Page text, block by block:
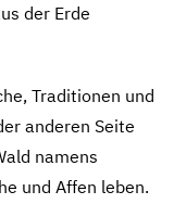
der Erde
Traditionen und
anderen Seite
namens
und Affen leben.